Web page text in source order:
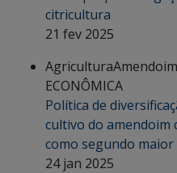
citricultura
21 fev 2025
AgriculturaAmendoim
ECONÔMICA
Política de
cultivo do amendoim
como segundo
24 jan 2025